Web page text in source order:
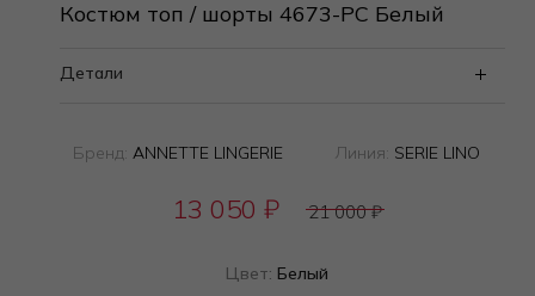
Костюм топ / шорты 4673-PC Белый
Детали
Бренд:ANNETTE LINGERIE Линия: SERIE LINO
13 050 ₽ 21 000₽
Цвет: Белый